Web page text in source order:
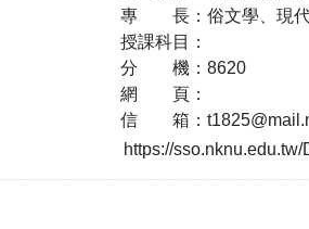
專 長： 俗文學、現
授課科目：
分 機： 8620
網 頁：
信 箱：
https://